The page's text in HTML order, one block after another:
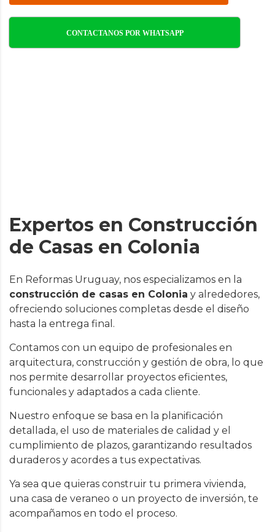
CONTACTANOS POR WHATSAPP
Expertos en Construcción
de Casas en Colonia
En Reformas Uruguay, nos especializamos en la
construcción de casas en Colonia y alrededores,
ofreciendo soluciones completas desde el diseño
hasta la entrega final.
Contamos con un equipo de profesionales en
arquitectura, construcción y gestión de obra, lo que
nos permite desarrollar proyectos eficientes,
funcionales y adaptados a cada cliente.
Nuestro enfoque se basa en la planificación
detallada, el uso de materiales de calidad y el
cumplimiento de plazos, garantizando resultados
duraderos y acordes a tus expectativas.
Ya sea que quieras construir tu primera vivienda,
una casa de veraneo o un proyecto de inversión, te
acompañamos en todo el proceso.